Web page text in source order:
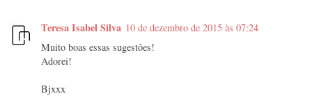
Teresa Isabel Silva 10 de dezembro de 2015 às 07:24
Muito boas essas sugestões!
Adorei!
Bjxxx